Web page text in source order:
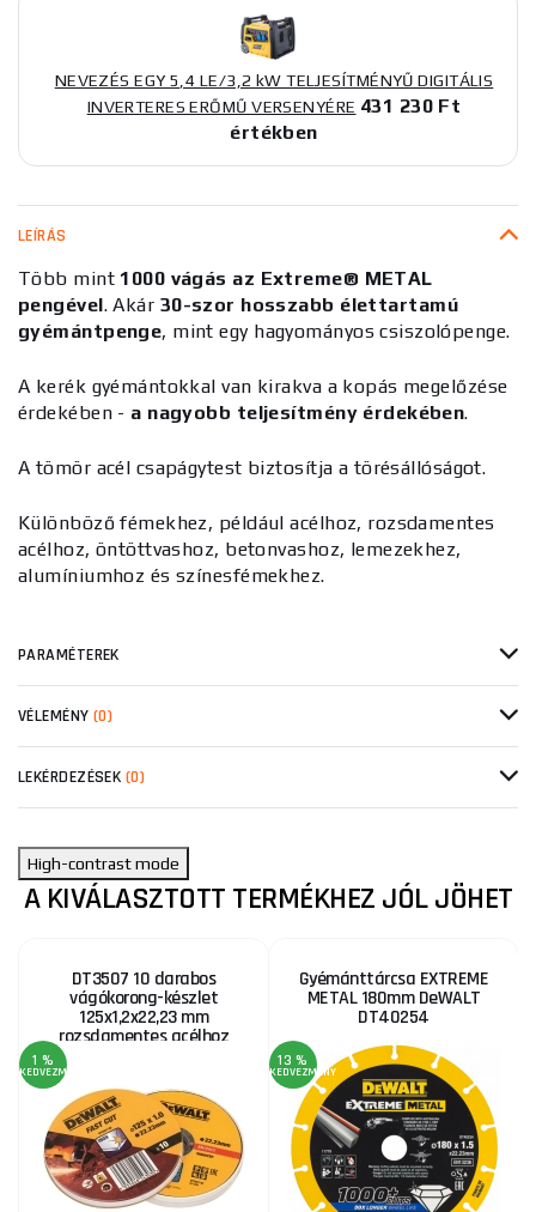
NEVEZÉS EGY 5,4 LE/3,2 kW TELJESÍTMÉNYŰ DIGITÁLIS
INVERTERES ERŐMŰ VERSENYÉRE 431 230 Ft
értékben
LEÍRÁS
Több mint 1000 vágás az Extreme® METAL
pengével. Akár 30-szor hosszabb élettartamú
gyémántpenge, mint egy hagyományos csiszolópenge.
A kerék gyémántokkal van kirakva a kopás megelőzése
érdekében - a nagyobb teljesítmény érdekében.
A tömör acél csapágytest biztosítja a törésállóságot.
Különböző fémekhez, például acélhoz, rozsdamentes
acélhoz, öntöttvashoz, betonvashoz, lemezekhez,
alumíniumhoz és színesfémekhez.
PARAMÉTEREK
VÉLEMÉNY (0)
LEKÉRDEZÉSEK (0)
High-contrast mode
A KIVÁLASZTOTT TERMÉKHEZ JÓL JÖHET
DT3507 10 darabos
vágókorong-készlet
125x1,2x22,23 mm
rozsdamentes acélhoz
1 %
KEDVEZMÉNY
Gyémánttárcsa EXTREME
METAL 180mm DeWALT
DT40254
13 %
KEDVEZMÉNY